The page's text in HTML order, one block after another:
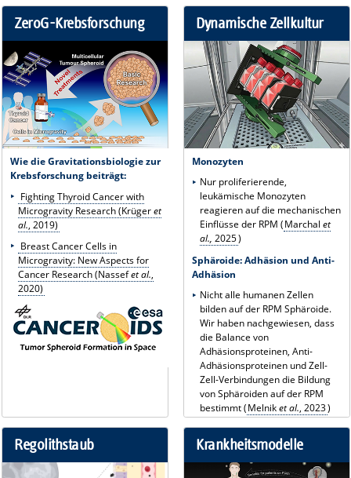
ZeroG-Krebsforschung
Wie die Gravitationsbiologie zur
Krebsforschung beiträgt:
Fighting Thyroid Cancer with
Microgravity Research (Krügeret
al., 2019)
Breast Cancer Cells in
Microgravity: New Aspects for
Cancer Research (Nassefet al.,
2020)
Dynamische Zellkultur
Monozyten
Nur proliferierende,
leukämische Monozyten
reagieren auf die mechanischen
Einflüsse der RPM (Marchal et
al., 2025)
Sphäroide: Adhäsion und Anti-
Adhäsion
Nicht alle humanen Zellen
bilden auf der RPM Sphäroide.
Wir haben nachgewiesen, dass
die Balance von
Adhäsionsproteinen, Anti-
Adhäsionsproteinen und Zell-
Zell-Verbindungen die Bildung
von Sphäroiden auf der RPM
bestimmt (Melniket al., 2023)
Regolithstaub Krankheitsmodelle